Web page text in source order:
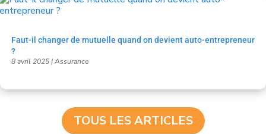
Faut-il changer de mutuelle quand on devient auto-entrepreneur
?
8 avril 2025|Assurance
TOUS LES ARTICLES